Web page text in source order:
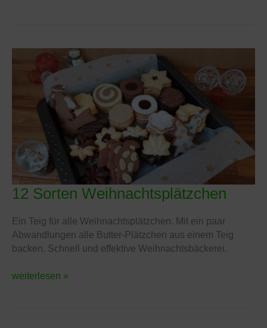
12 Sorten Weihnachtsplätzchen
Ein Teig für alle Weihnachtsplätzchen. Mit ein paar
Abwandlungen alle Butter-Plätzchen aus einem Teig
backen. Schnell und effektive Weihnachtsbäckerei.
12
Weihnachtsplätzchen
weiterlesen »